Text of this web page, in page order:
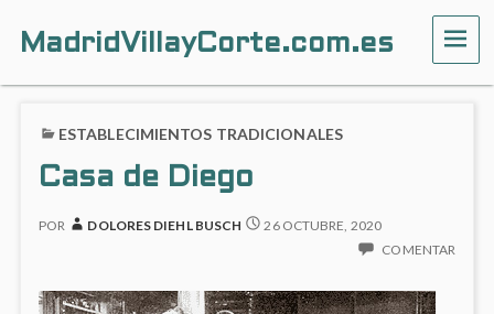
MadridVillayCorte.com.es
ESTABLECIMIENTOS TRADICIONALES
Casa de Diego
POR DOLORES DIEHL BUSCH
26 OCTUBRE, 2020
COMENTAR